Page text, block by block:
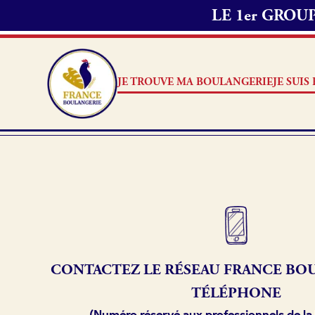
LE 1er
JE TROUVE MA BOULANGERIEJE SUIS
Je suis boulanger
Je découvre France
Pourquoi adhérer à France
Je référence ma boulangerie
CONTACTEZ LE RÉSEAUFRANCE
TÉLÉPHONE